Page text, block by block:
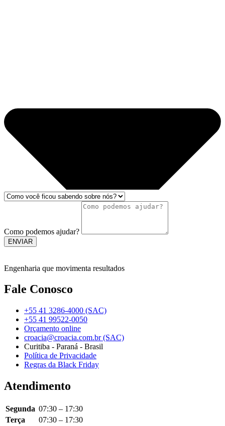
Como podemos ajudar?
ENVIAR
Engenharia que movimenta resultados
Fale Conosco
+55 41 3286-4000 (SAC)
+55 41 99522-0050
Orçamento online
croacia@croacia.com.br (SAC)
Curitiba - Paraná - Brasil
Política de Privacidade
Regras da Black Friday
Atendimento
Segunda 07:30 – 17:30
Terça
07:30 – 17:30